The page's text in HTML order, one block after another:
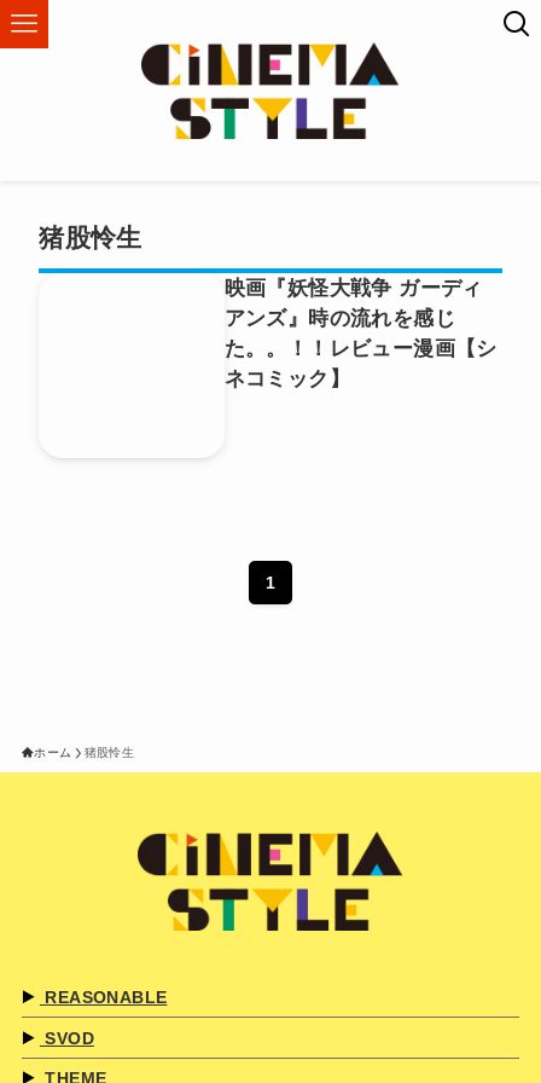
猪股怜生
映画『妖怪大戦争 ガーディ
アンズ』時の流れを感じ
た。。！！レビュー漫画【シ
ネコミック】
1
ホーム 猪股怜生
REASONABLE
SVOD
THEME